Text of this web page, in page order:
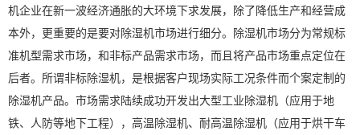
机企业在新一波经济通胀的大环境下求发展，除了降低生产和经营成
本外，更重要的是要对除湿机市场进行细分。除湿机市场分为常规标
准机型需求市场，和非标产品需求市场，而且将产品市场重点定位在
后者。所谓非标除湿机，是根据客户现场实际工况条件而个案定制的
除湿机产品。市场需求陆续成功开发出大型工业除湿机 （应用于地
铁、人防等地下工程）， 高温除湿机、 耐高温除湿机 （应用于烘干车